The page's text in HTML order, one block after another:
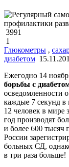
3991
1
Глюкометры ,
диабетом
Ежегодно 14
борьбы с
осведомленности
каждые 7 секунд в
12 человек в мире
год производят
и более 600 тысяч
России
больных СД,
в три раза больше!